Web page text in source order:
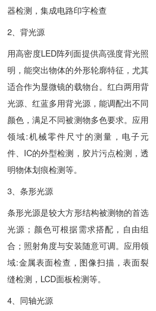
器检测，集成电路印字检查
2、背光源
用高密度LED阵列面提供高强度背光照
明，能突出物体的外形轮廓特征，尤其
适合作为显微镜的载物台。红白两用背
光源、红蓝多用背光源，能调配出不同
颜色，满足不同被测物多色要求。应用
领域:机械零件尺寸的测量，电子元
件、IC的外型检测，胶片污点检测，透
明物体划痕检测等。
3、条形光源
条形光源是较大方形结构被测物的首选
光源；颜色可根据需求搭配，自由组
合；照射角度与安装随意可调。应用领
域:金属表面检查，图像扫描，表面裂
缝检测，LCD面板检测等。
4、同轴光源